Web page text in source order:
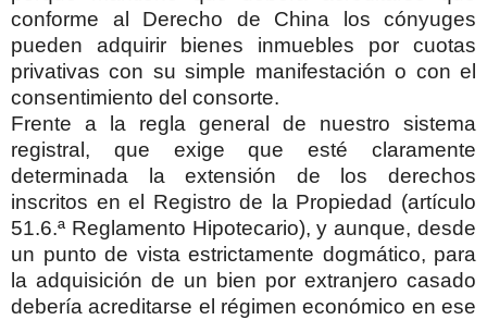
conforme al Derecho de China los cónyuges
pueden adquirir bienes inmuebles por cuotas
privativas con su simple manifestación o con el
consentimiento del consorte.
Frente a la regla general de nuestro sistema
registral, que exige que esté claramente
determinada la extensión de los derechos
inscritos en el Registro de la Propiedad (artículo
51.6.ª Reglamento Hipotecario), y aunque, desde
un punto de vista estrictamente dogmático, para
la adquisición de un bien por extranjero casado
debería acreditarse el régimen económico en ese